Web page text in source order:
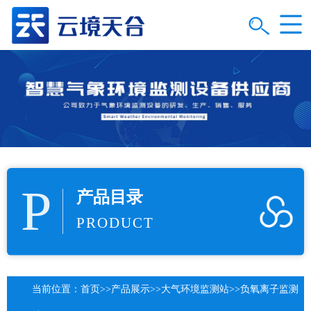
P 产品目录
PRODUCT
当前位置： 首页>>产品展示>>大气环境监测站>>负氧离子监测